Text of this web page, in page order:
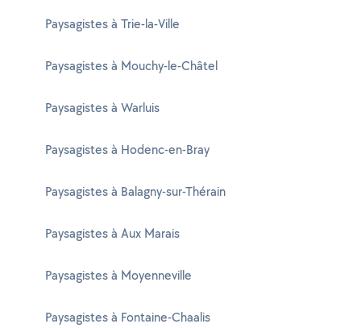
Paysagistes à Trie-la-Ville
Paysagistes à Mouchy-le-Châtel
Paysagistes à Warluis
Paysagistes à Hodenc-en-Bray
Paysagistes à Balagny-sur-Thérain
Paysagistes à Aux Marais
Paysagistes à Moyenneville
Paysagistes à Fontaine-Chaalis